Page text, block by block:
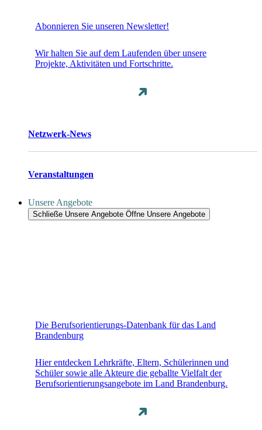
Abonnieren Sie unseren Newsletter!
Wir halten Sie auf dem Laufenden über unsere
Projekte, Aktivitäten und Fortschritte.
Netzwerk-News
Veranstaltungen
Unsere Angebote
Schließe Unsere Angebote Öffne Unsere Angebote
Die Berufsorientierungs-Datenbank für das Land
Brandenburg
Hier entdecken Lehrkräfte, Eltern, Schülerinnen und
Schüler sowie alle Akteure die geballte Vielfalt der
Berufsorientierungsangebote im Land Brandenburg.